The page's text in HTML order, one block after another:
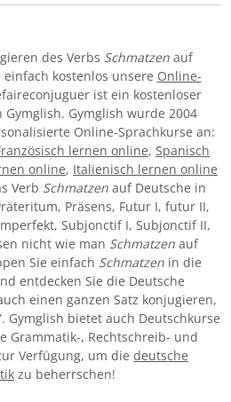
des Verbs Schmatzen auf
einfach kostenlos unsere Online-
ist ein kostenloser
Gymglish wurde 2004
Online-Sprachkurse an:
lernen online, Spanisch
online, Italienisch lernen online
Verb Schmatzen auf Deutsche in
Präsens, Futur I, futur II,
Subjonctif I, Subjonctif II,
nicht wie man Schmatzenauf
Sie einfach Schmatzen in die
entdecken Sie die Deutsche
einen ganzen Satz konjugieren,
Gymglish bietet auch Deutschkurse
Grammatik-, Rechtschreib- und
Verfügung, um die deutsche
zu beherrschen!